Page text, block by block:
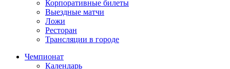
Корпоративные билеты
Выездные матчи
Ложи
Ресторан
Трансляции в городе
Чемпионат
Календарь